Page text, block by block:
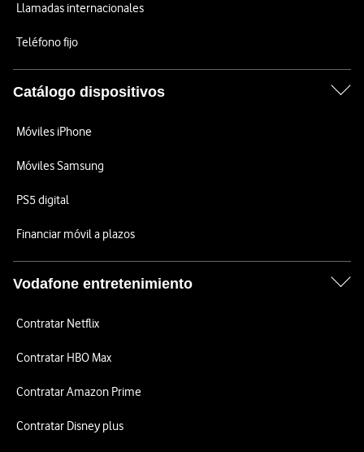
Llamadas internacionales
Teléfono fijo
Catálogo dispositivos
Móviles iPhone
Móviles Samsung
PS5 digital
Financiar móvil a plazos
Vodafone entretenimiento
Contratar Netflix
Contratar HBO Max
Contratar Amazon Prime
Contratar Disney plus